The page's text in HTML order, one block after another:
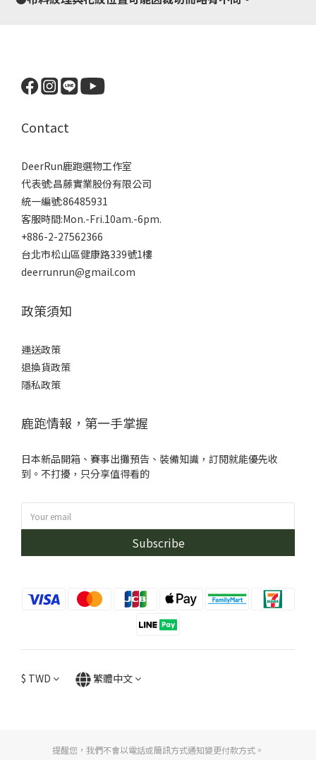
Contact
DeerRun鹿跑選物工作室
代表號:昌藤實業股份有限公司
統一編號:86485931
客服時間:Mon.-Fri.10am.-6pm.
+886-2-27562366
台北市松山區健康路339號1樓
deerrunrun@gmail.com
政策須知
運送政策
退換貨政策
隱私政策
鹿跑情報，第一手掌握
日本新品開箱、賽事出攤預告、裝備知識，訂閱就能優先收
到。不打擾，只分享值得看的
Subscribe
$ TWD 繁體中文
提醒您，我們不會以電話或簡訊方式通知變更付款方式。